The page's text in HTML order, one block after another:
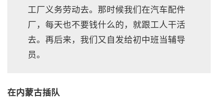
工厂义务劳动去。那时候我们在汽车配件
厂，每天也不要钱什么的，就跟工人干活
去。再后来，我们又自发给初中班当辅导
员。
在内蒙古插队